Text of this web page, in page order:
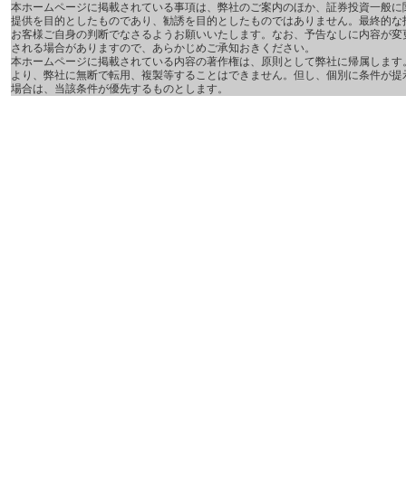
本ホームページに掲載されている事項は、弊社のご案内のほか、証券投資一般に
提供を目的としたものであり、勧誘を目的としたものではありません。最終的な
お客様ご自身の判断でなさるようお願いいたします。なお、予告なしに内容が変
される場合がありますので、あらかじめご承知おきください。
本ホームページに掲載されている内容の著作権は、原則として弊社に帰属します
より、弊社に無断で転用、複製等することはできません。但し、個別に条件が提
場合は、当該条件が優先するものとします。